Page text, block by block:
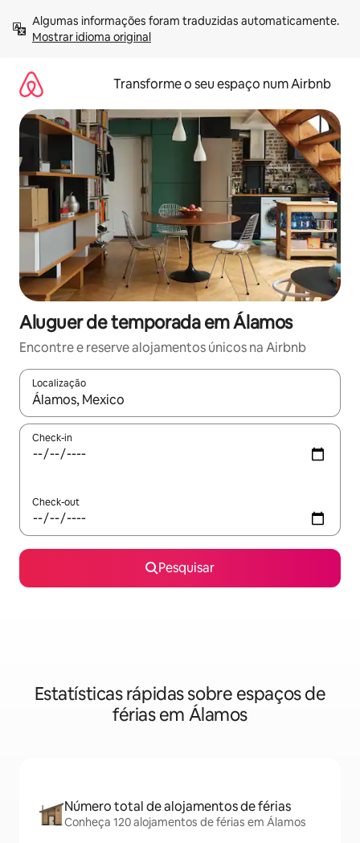
para
Mostrar idioma original
Transforme o seu espaço num Airbnb
Aluguer de temporada em Álamos
Encontre e reserve alojamentos únicos na Airbnb
Localização
Quando os resultados estiverem disponíveis, navegue com
Check-in
Check-out
Pesquisar
Estatísticas rápidas sobre espaços de
férias em Álamos
Número total de alojamentos de férias
Conheça 120 alojamentos de férias em Álamos